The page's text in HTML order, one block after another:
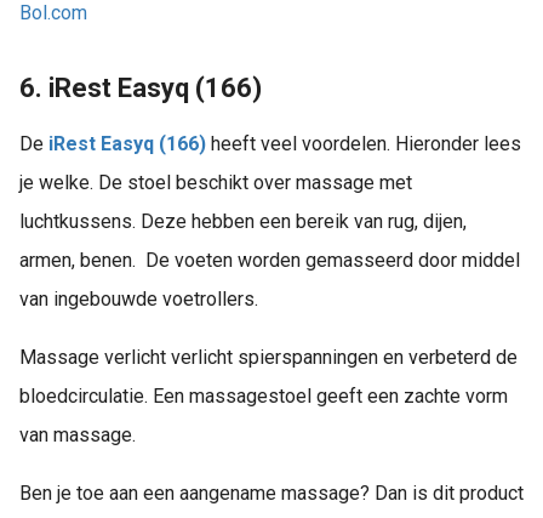
Bol.com
6. iRest Easyq (166)
De iRest Easyq (166) heeft veel voordelen. Hieronder lees
je welke. De stoel beschikt over massage met
luchtkussens. Deze hebben een bereik van rug, dijen,
armen, benen. De voeten worden gemasseerd door middel
van ingebouwde voetrollers.
Massage verlicht verlicht spierspanningen en verbeterd de
bloedcirculatie. Een massagestoel geeft een zachte vorm
van massage.
Ben je toe aan een aangename massage? Dan is dit product